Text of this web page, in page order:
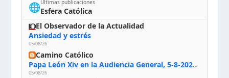
🌐Últimas publicaciones
Esfera Católica
El Observador de la Actualidad
Ansiedad y estrés
05/08/26
Camino Católico
Papa León Xiv en la Audiencia General, 5-8-2026: «Dios en el primer puesto; la oración, nuestra primera obligación; la liturgia, la primera fuente de la vida divina que se nos comunica, la primera escuela de nuestra vida espiritual»
05/08/26